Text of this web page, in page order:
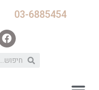
03-6885454